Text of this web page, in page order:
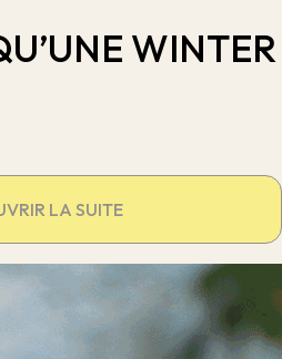
WINTER
LA SUITE